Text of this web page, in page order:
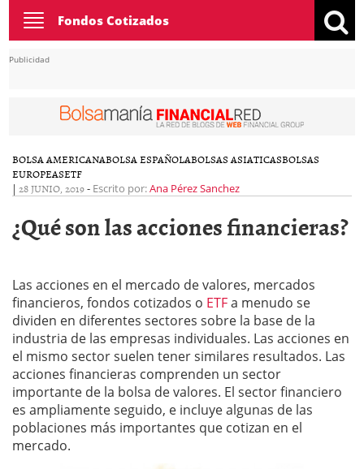
Toggle
navigation
Fondos Cotizados
Publicidad
BOLSA AMERICANABOLSA ESPAÑOLABOLSAS ASIATICASBOLSAS
EUROPEASETF
| 28 JUNIO, 2019- Escrito por:Ana Pérez Sanchez
¿Qué son las acciones financieras?
Las acciones en el mercado de valores, mercados
financieros, fondos cotizados o ETFa menudo se
dividen en diferentes sectores sobre la base de la
industria de las empresas individuales. Las acciones en
el mismo sector suelen tener similares resultados. Las
acciones financieras comprenden un sector
importante de la bolsa de valores. El sector financiero
es ampliamente seguido, e incluye algunas de las
poblaciones más importantes que cotizan en el
mercado.